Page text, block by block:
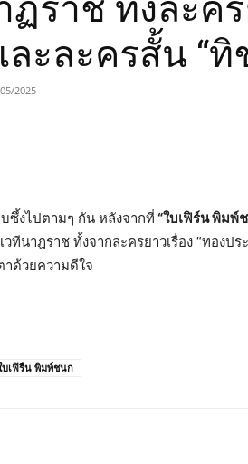
ราช ทั้งละคร
ละละครสั้น “ทิ
2025
ซึ้งไปตามๆ กัน หลังจากที่ “ใบเฟิร์น พิมพ์
ทีนาฎราช ทั้งจากละครยาวเรื่อง “ทองป
าด้วยความดีใจ
บเฟิรืน พิมพ์ชนก